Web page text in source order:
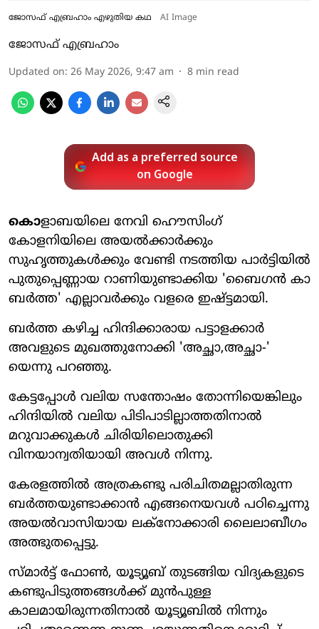
ജോസഫ് എബ്രഹാം എഴുതിയ കഥ AI Image
ജോസഫ് എബ്രഹാം
Updated on: 26 May 2026, 9:47 am 8 min read
Add as a preferred source
on Google
കൊളാബയിലെ നേവി ഹൌസിംഗ്
കോളനിയിലെ അയല്‍ക്കാര്‍ക്കും
സുഹൃത്തുകള്‍ക്കും വേണ്ടി നടത്തിയ പാര്‍ട്ടിയില്‍
പുതുപ്പെണ്ണായ റാണിയുണ്ടാക്കിയ 'ബൈഗന്‍ കാ
ബര്‍ത്ത' എല്ലാവര്‍ക്കും വളരെ ഇഷ്ട്ടമായി.
ബര്‍ത്ത കഴിച്ച ഹിന്ദിക്കാരായ പട്ടാളക്കാര്‍
അവളുടെ മുഖത്തുനോക്കി 'അച്ഛാ,അച്ഛാ-'
യെന്നു പറഞ്ഞു.
കേട്ടപ്പോള്‍ വലിയ സന്തോഷം തോന്നിയെങ്കിലും
ഹിന്ദിയില്‍ വലിയ പിടിപാടില്ലാത്തതിനാല്‍
മറുവാക്കുകള്‍ ചിരിയിലൊതുക്കി
വിനയാന്വതിയായി അവള്‍ നിന്നു.
കേരളത്തില്‍ അത്രകണ്ടു പരിചിതമല്ലാതിരുന്ന
ബര്‍ത്തയുണ്ടാക്കാന്‍ എങ്ങനെയവള്‍ പഠിച്ചെന്നു
അയല്‍വാസിയായ ലക്നോക്കാരി ലൈലാബീഗം
അത്ഭുതപ്പെട്ടു.
സ്മാര്‍ട്ട് ഫോണ്‍, യൂട്യൂബ് തുടങ്ങിയ വിദ്യകളുടെ
കണ്ടുപിടുത്തങ്ങള്‍ക്ക് മുന്‍പുള്ള
കാലമായിരുന്നതിനാല്‍ യൂട്യൂബില്‍ നിന്നും